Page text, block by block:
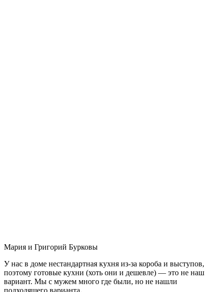
Мария и Григорий Бурковы
У нас в доме нестандартная кухня из-за короба и выступов,
поэтому готовые кухни (хоть они и дешевле) — это не наш
вариант. Мы с мужем много где были, но не нашли
подходящего варианта.